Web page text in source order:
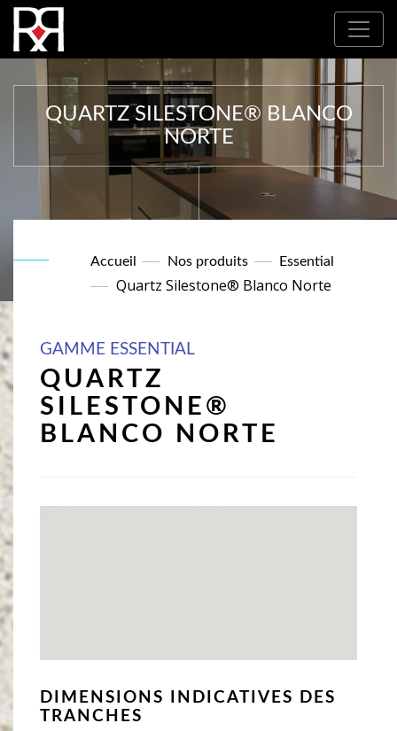
Où nous trouver : Nos partenaires
QUARTZ SILESTONE® BLANCO
NORTE
Accueil Nos produits Essential
Quartz Silestone® Blanco Norte
GAMME ESSENTIAL
QUARTZ
SILESTONE®
BLANCO NORTE
DIMENSIONS INDICATIVES DES
TRANCHES